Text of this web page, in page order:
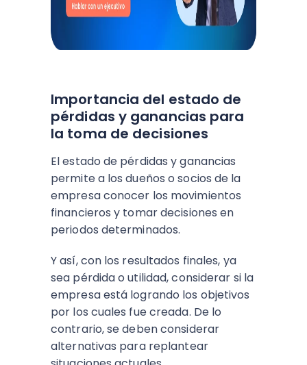
Importancia del estado de
pérdidas y ganancias para
la toma de decisiones
El estado de pérdidas y ganancias
permite a los dueños o socios de la
empresa conocer los movimientos
financieros y tomar decisiones en
periodos determinados.
Y así, con los resultados finales, ya
sea pérdida o utilidad, considerar si la
empresa está logrando los objetivos
por los cuales fue creada. De lo
contrario, se deben considerar
alternativas para replantear